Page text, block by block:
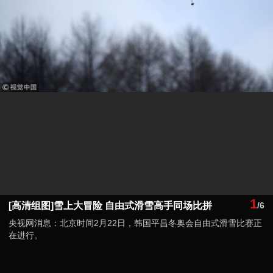
[高清组图]雪上大冒险 自由式滑雪高手同场比拼 1/6
央视网消息：北京时间2月22日，韩国平昌冬奥会自由式滑雪比赛正
在进行。